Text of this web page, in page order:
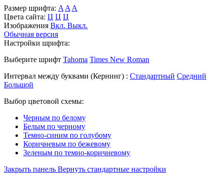
Размер шрифта: A A A
Цвета сайта: Ц Ц Ц
Изображения Вкл. Выкл.
Обычная версия
Настройки шрифта:
Выберите шрифт Tahoma Times New Roman
Интервал между буквами (Кернинг) : Стандартный Средний
Большой
Выбор цветовой схемы:
Черным по белому
Белым по черному
Темно-синим по голубому
Коричневым по бежевому
Зеленым по темно-коричневому
Закрыть панель Вернуть стандартные настройки